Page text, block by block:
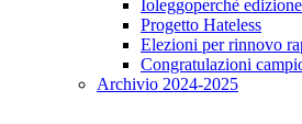
Ioleggoperchè
Progetto Hateless
Elezioni per rinnovo
Congratulazioni
Archivio 2024-2025